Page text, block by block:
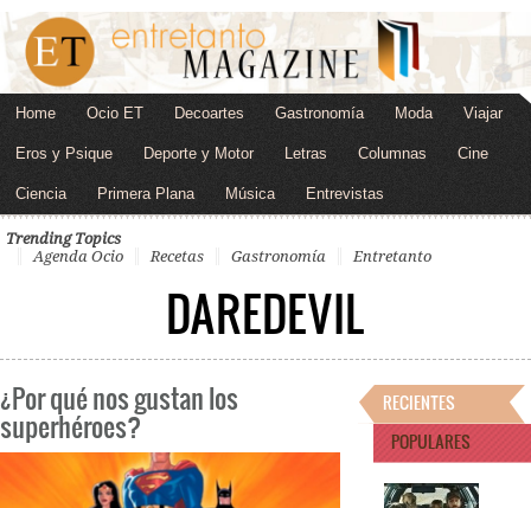
Home Ocio ET Decoartes Gastronomía Moda Viajar
Eros y Psique Deporte y Motor Letras Columnas Cine
Ciencia Primera Plana Música Entrevistas
Trending Topics
Agenda Ocio
Recetas Gastronomía Entretanto
DAREDEVIL
¿Por qué nos gustan los
superhéroes?
RECIENTES
POPULARES